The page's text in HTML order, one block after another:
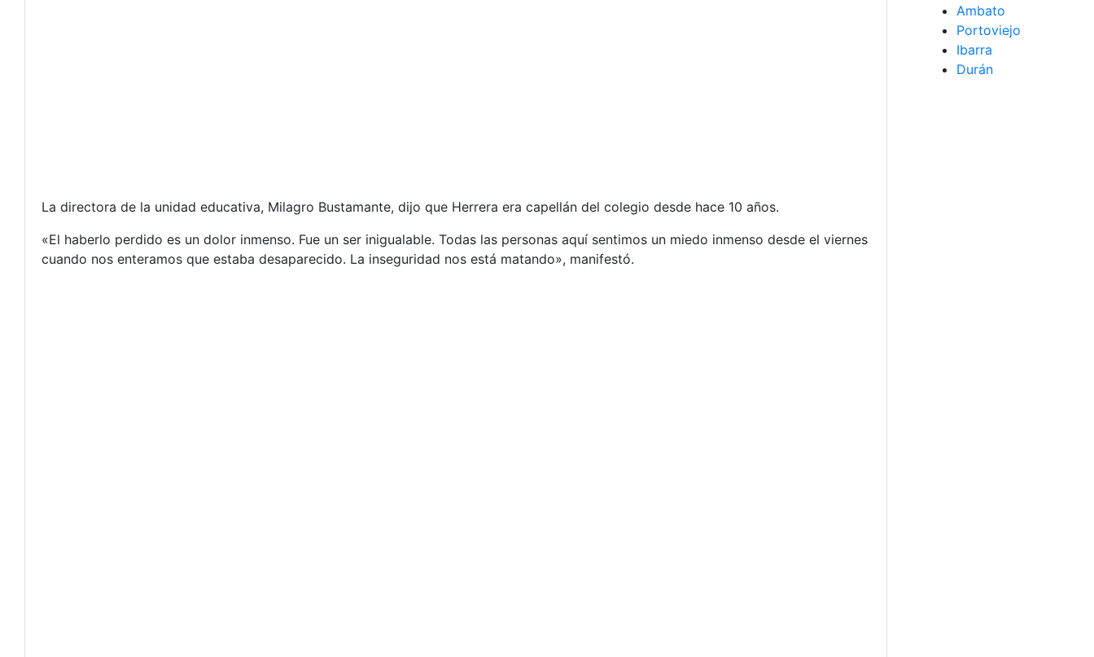
La directora de la unidad educativa, Milagro Bustamante, dijo que Herrera era capellán del colegio desde hace 10 años.
«El haberlo perdido es un dolor inmenso. Fue un ser inigualable. Todas las personas aquí sentimos un miedo inmenso desde el viernes
cuando nos enteramos que estaba desaparecido. La inseguridad nos está matando», manifestó.
Ambato
Portoviejo
Ibarra
Durán